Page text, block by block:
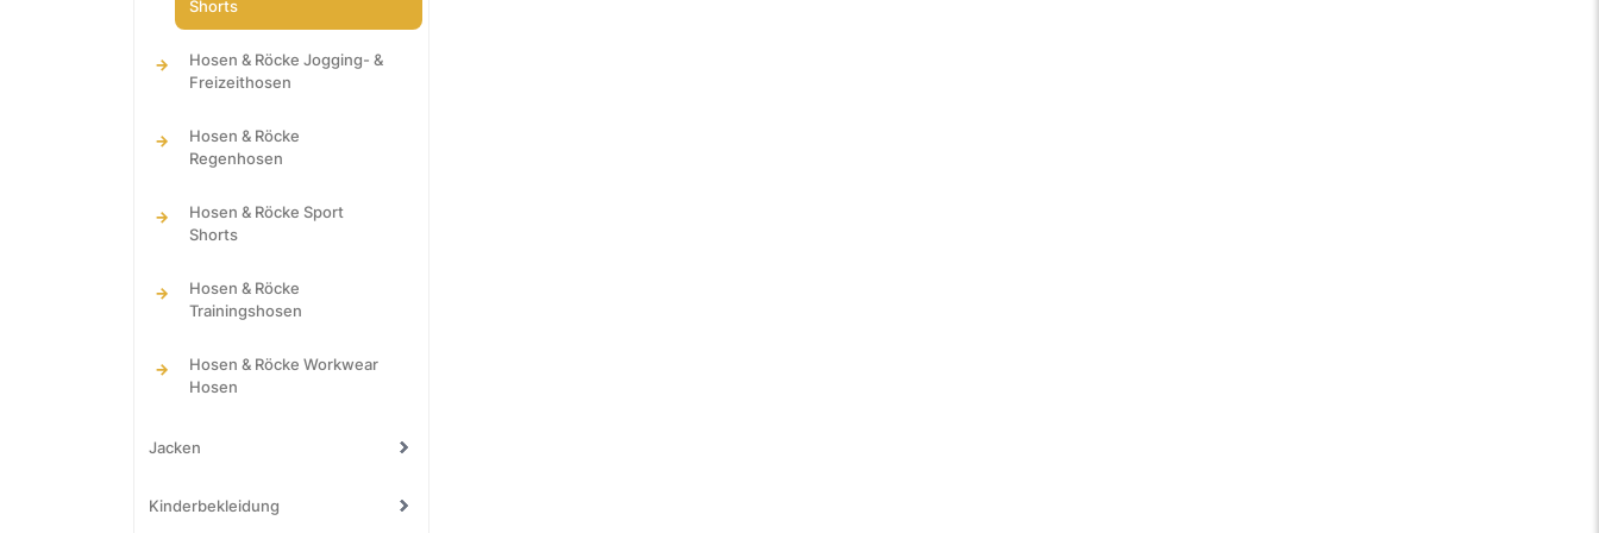
Caps Sonnenblenden &
Schildmützen
Reisetaschen
Gastro & Beauty Kasaks und
Kittel
Service
Gastro & Beauty Krawatten
Gastro & Beauty Latzschürzen
Shorts
Hosen & Röcke Jogging- &
Freizeithosen
Hosen & Röcke
Regenhosen
Hosen & Röcke Sport
Shorts
Hosen & Röcke
Trainingshosen
Hosen & Röcke Workwear
Hosen
Jacken
Jacken Jacken (Fashion)
Kinderbekleidung